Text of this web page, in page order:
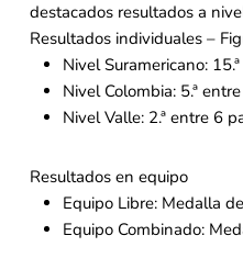
destacados resultados a
Resultados individuales –
Nivel Suramericano:
Nivel Colombia: 5.ª
Nivel Valle: 2.ª entre 6
Resultados en equipo
Equipo Libre: Medalla
Equipo Combinado: